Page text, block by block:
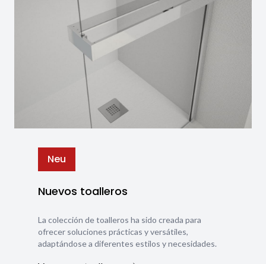
Neu
Nuevos toalleros
La colección de toalleros ha sido creada para
ofrecer soluciones prácticas y versátiles,
adaptándose a diferentes estilos y necesidades.